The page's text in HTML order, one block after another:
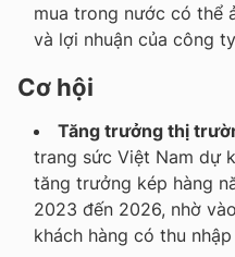
mua trong nước có thể
và lợi nhuận của công
Cơ hội
Tăng trưởng thị
trang sức Việt Nam dự
tăng trưởng kép hàng
2023 đến 2026, nhờ
khách hàng có thu